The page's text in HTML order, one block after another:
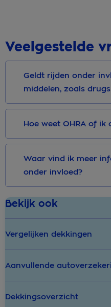
Veelgestelde
Geldt rijden onder
middelen, zoals
Hoe weet OHRA of ik
Waar vind ik meer
onder invloed?
Bekijk ook
Vergelijken dekkingen
Aanvullende
Dekkingsoverzicht